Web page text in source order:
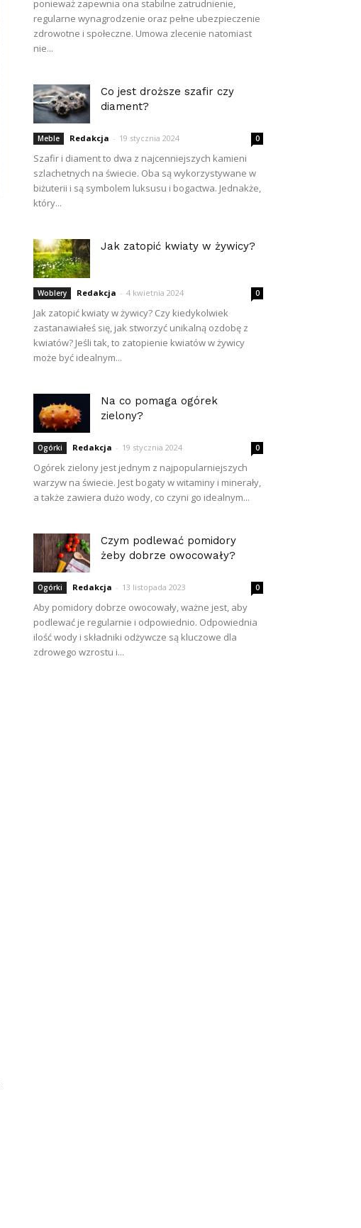
ponieważ zapewnia ona stabilne zatrudnienie,
regularne wynagrodzenie oraz pełne ubezpieczenie
zdrowotne i społeczne. Umowa zlecenie natomiast
nie...
Co jest droższe szafir czy
diament?
Meble Redakcja - 19 stycznia 2024 0
Szafir i diament to dwa z najcenniejszych kamieni
szlachetnych na świecie. Oba są wykorzystywane w
biżuterii i są symbolem luksusu i bogactwa. Jednakże,
który...
Jak zatopić kwiaty w żywicy?
Woblery Redakcja - 4 kwietnia 2024 0
Jak zatopić kwiaty w żywicy? Czy kiedykolwiek
zastanawiałeś się, jak stworzyć unikalną ozdobę z
kwiatów? Jeśli tak, to zatopienie kwiatów w żywicy
może być idealnym...
Na co pomaga ogórek
zielony?
Ogórki Redakcja - 19 stycznia 2024 0
Ogórek zielony jest jednym z najpopularniejszych
warzyw na świecie. Jest bogaty w witaminy i minerały,
a także zawiera dużo wody, co czyni go idealnym...
Czym podlewać pomidory
żeby dobrze owocowały?
Ogórki Redakcja - 13 listopada 2023 0
Aby pomidory dobrze owocowały, ważne jest, aby
podlewać je regularnie i odpowiednio. Odpowiednia
ilość wody i składniki odżywcze są kluczowe dla
zdrowego wzrostu i...